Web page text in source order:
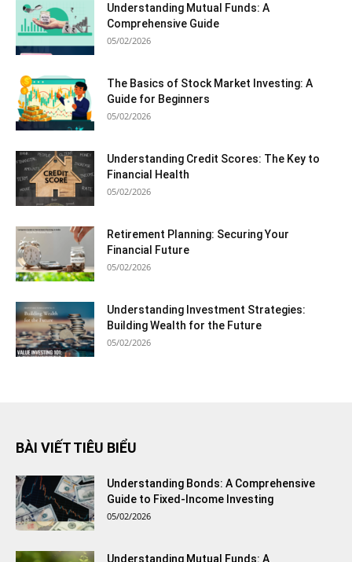
Understanding Mutual Funds: A
Comprehensive Guide
05/02/2026
The Basics of Stock Market Investing: A
Guide for Beginners
05/02/2026
Understanding Credit Scores: The Key to
Financial Health
05/02/2026
Retirement Planning: Securing Your
Financial Future
05/02/2026
Understanding Investment Strategies:
Building Wealth for the Future
05/02/2026
BÀI VIẾT TIÊU BIỂU
Understanding Bonds: A Comprehensive
Guide to Fixed-Income Investing
05/02/2026
Understanding Mutual Funds: A